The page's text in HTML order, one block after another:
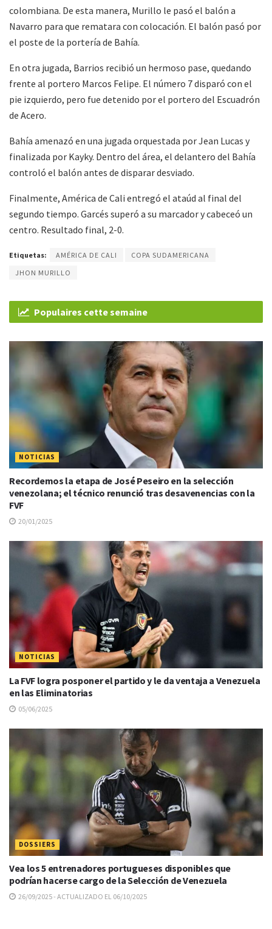
colombiana. De esta manera, Murillo le pasó el balón a
Navarro para que rematara con colocación. El balón pasó por
el poste de la portería de Bahía.
En otra jugada, Barrios recibió un hermoso pase, quedando
frente al portero Marcos Felipe. El número 7 disparó con el
pie izquierdo, pero fue detenido por el portero del Escuadrón
de Acero.
Bahía amenazó en una jugada orquestada por Jean Lucas y
finalizada por Kayky. Dentro del área, el delantero del Bahía
controló el balón antes de disparar desviado.
Finalmente, América de Cali entregó el ataúd al final del
segundo tiempo. Garcés superó a su marcador y cabeceó un
centro. Resultado final, 2-0.
Etiquetas: AMÉRICA DE CALI
COPA SUDAMERICANA
JHON MURILLO
Populaires cette semaine
NOTICIAS
Recordemos la etapa de José Peseiro en la selección
venezolana; el técnico renunció tras desavenencias con la
FVF
20/01/2025
NOTICIAS
La FVF logra posponer el partido y le da ventaja a Venezuela
en las Eliminatorias
05/06/2025
DOSSIERS
Vea los 5 entrenadores portugueses disponibles que
podrían hacerse cargo de la Selección de Venezuela
26/09/2025 - ACTUALIZADO EL 06/10/2025